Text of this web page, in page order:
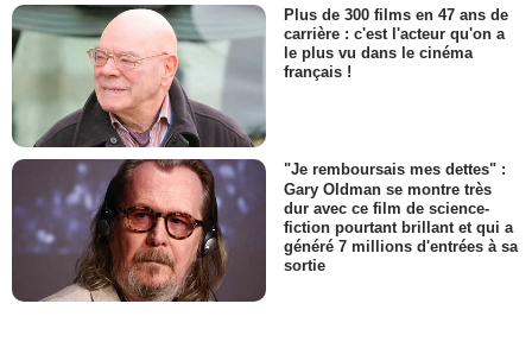
Plus de 300 films en 47 ans de
carrière : c'est l'acteur qu'on a
le plus vu dans le cinéma
français !
"Je remboursais mes dettes" :
Gary Oldman se montre très
dur avec ce film de science-
fiction pourtant brillant et qui a
généré 7 millions d'entrées à sa
sortie